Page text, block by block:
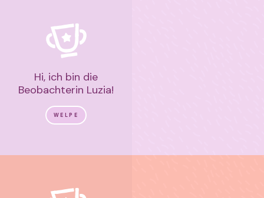
Hi, ich bin die
Beobachterin Luzia!
WELPE